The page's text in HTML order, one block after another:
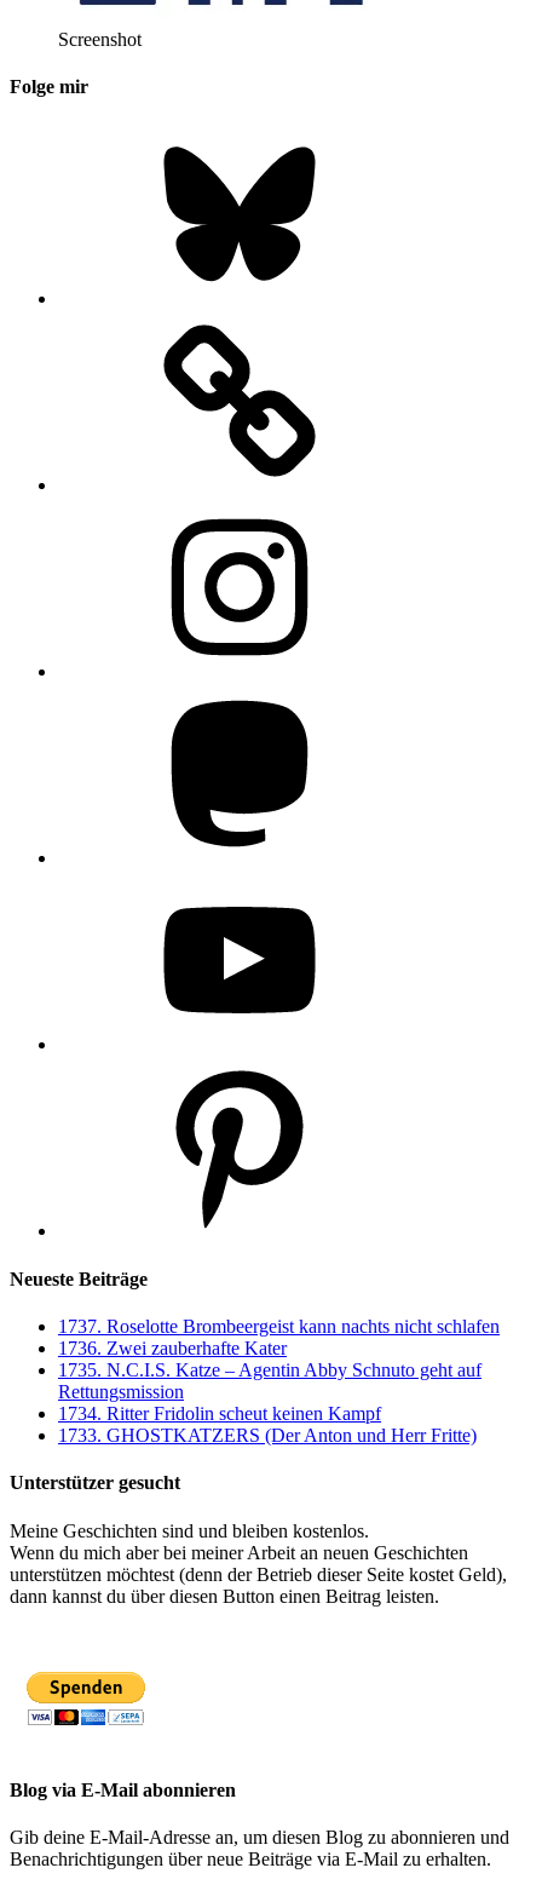
Screenshot
Folge mir
Neueste Beiträge
1737. Roselotte Brombeergeist kann nachts nicht schlafen
1736. Zwei zauberhafte Kater
1735. N.C.I.S. Katze – Agentin Abby Schnuto geht auf
Rettungsmission
1734. Ritter Fridolin scheut keinen Kampf
1733. GHOSTKATZERS (Der Anton und Herr Fritte)
Unterstützer gesucht
Meine Geschichten sind und bleiben kostenlos.
Wenn du mich aber bei meiner Arbeit an neuen Geschichten
unterstützen möchtest (denn der Betrieb dieser Seite kostet Geld),
dann kannst du über diesen Button einen Beitrag leisten.
Blog via E-Mail abonnieren
Gib deine E-Mail-Adresse an, um diesen Blog zu abonnieren und
Benachrichtigungen über neue Beiträge via E-Mail zu erhalten.